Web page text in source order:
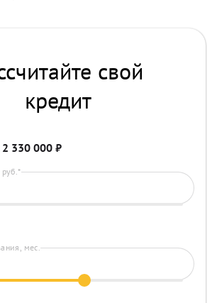
свой
кредит
2 330 000 ₽
мес.